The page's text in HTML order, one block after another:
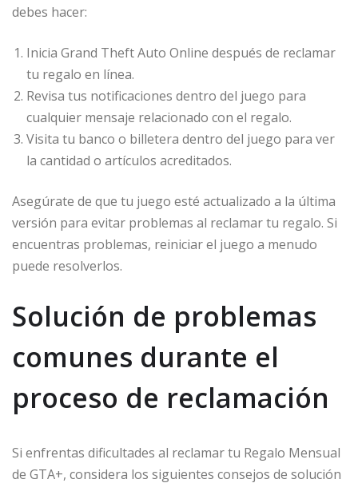
debes hacer:
Inicia Grand Theft Auto Online después de reclamar
tu regalo en línea.
Revisa tus notificaciones dentro del juego para
cualquier mensaje relacionado con el regalo.
Visita tu banco o billetera dentro del juego para ver
la cantidad o artículos acreditados.
Asegúrate de que tu juego esté actualizado a la última
versión para evitar problemas al reclamar tu regalo. Si
encuentras problemas, reiniciar el juego a menudo
puede resolverlos.
Solución de problemas
comunes durante el
proceso de reclamación
Si enfrentas dificultades al reclamar tu Regalo Mensual
de GTA+, considera los siguientes consejos de solución